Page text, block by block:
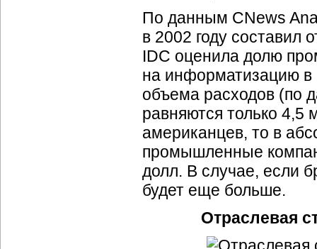
По данным CNews
в 2002 году составил
IDC оценила долю
на информатизацию в
объема расходов (по
равняются только 4,5
американцев, то в
промышленные
долл. В случае, если
будет еще больше.
Отраслевая